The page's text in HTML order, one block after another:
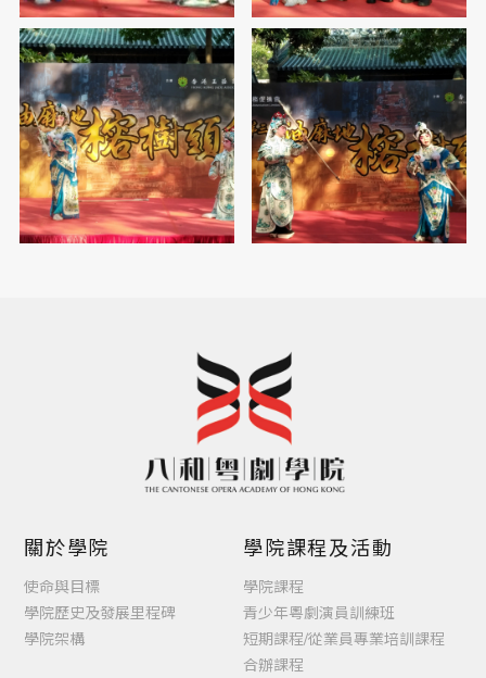
關於學院
使命與目標
學院歷史及發展里程碑
學院架構
學院課程及活動
學院課程
青少年粵劇演員訓練班
短期課程/從業員專業培訓課程
合辦課程